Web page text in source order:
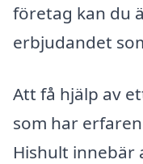
företag kan du
erbjudandet
Att få hjälp av
som har
Hishult innebär